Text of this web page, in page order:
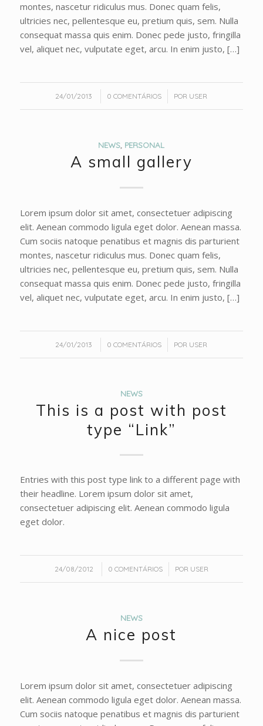
montes, nascetur ridiculus mus. Donec quam felis,
ultricies nec, pellentesque eu, pretium quis, sem. Nulla
consequat massa quis enim. Donec pede justo, fringilla
vel, aliquet nec, vulputate eget, arcu. In enim justo, […]
24/01/2013
/ 0 COMENTÁRIOS
/ POR USER
NEWS, PERSONAL
A small gallery
Lorem ipsum dolor sit amet, consectetuer adipiscing
elit. Aenean commodo ligula eget dolor. Aenean massa.
Cum sociis natoque penatibus et magnis dis parturient
montes, nascetur ridiculus mus. Donec quam felis,
ultricies nec, pellentesque eu, pretium quis, sem. Nulla
consequat massa quis enim. Donec pede justo, fringilla
vel, aliquet nec, vulputate eget, arcu. In enim justo, […]
24/01/2013
/ 0 COMENTÁRIOS
/ POR USER
NEWS
This is a post with post
type “Link”
Entries with this post type link to a different page with
their headline. Lorem ipsum dolor sit amet,
consectetuer adipiscing elit. Aenean commodo ligula
eget dolor.
24/08/2012
/ 0 COMENTÁRIOS
/ POR USER
NEWS
A nice post
Lorem ipsum dolor sit amet, consectetuer adipiscing
elit. Aenean commodo ligula eget dolor. Aenean massa.
Cum sociis natoque penatibus et magnis dis parturient